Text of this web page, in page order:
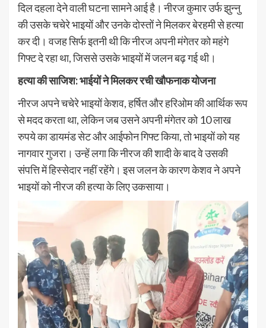
दिल दहला देने वाली घटना सामने आई है। नीरज कुमार उर्फ झुन्नु
की उसके चचेरे भाइयों और उनके दोस्तों ने मिलकर बेरहमी से हत्या
कर दी। वजह सिर्फ इतनी थी कि नीरज अपनी मंगेतर को महंगे
गिफ्ट दे रहा था, जिससे उसके भाइयों में जलन बढ़ गई थी।
हत्या की साजिश: भाईयों ने मिलकर रची खौफनाक योजना
नीरज अपने चचेरे भाइयों केशव, हर्षित और हरिओम की आर्थिक रूप
से मदद करता था, लेकिन जब उसने अपनी मंगेतर को 10 लाख
रुपये का डायमंड सेट और आईफोन गिफ्ट किया, तो भाइयों को यह
नागवार गुजरा। उन्हें लगा कि नीरज की शादी के बाद वे उसकी
संपत्ति में हिस्सेदार नहीं रहेंगे। इस जलन के कारण केशव ने अपने
भाइयों को नीरज की हत्या के लिए उकसाया।